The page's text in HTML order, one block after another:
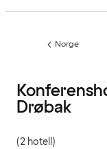
Föregående
Norge
Drøbak
(2 hotell)